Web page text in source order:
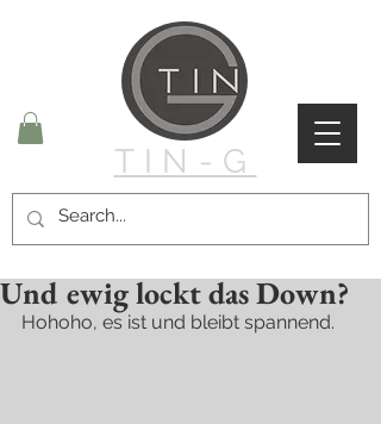
TIN-G
Und ewig lockt das Down?
Hohoho, es ist und bleibt spannend.